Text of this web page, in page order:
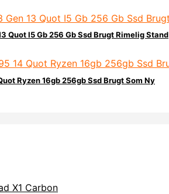
Quot I5 Gb 256 Gb Ssd Brugt Rimelig Stand
Ryzen 16gb 256gb Ssd Brugt Som Ny
X1 Carbon